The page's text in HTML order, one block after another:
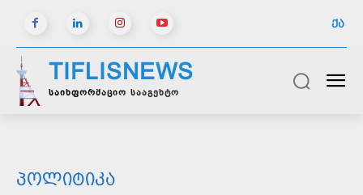
ᲥᲐ
TIFLISNEWS
საინფორმაციო სააგენტო
ᲞᲝᲚᲘᲢᲘᲙᲐ